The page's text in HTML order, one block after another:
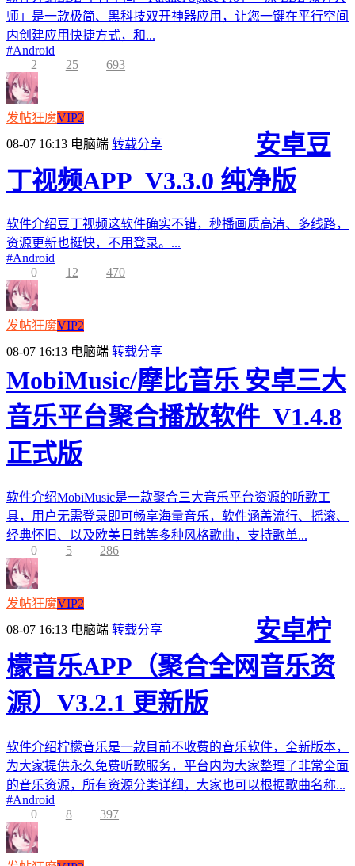
师」是一款极简、黑科技双开神器应用，让您一键在平行空间
内创建应用快捷方式，和...
#Android
2
25 693
发帖狂魔VIP2
08-07 16:13 电脑端 转载分享
安卓豆
丁视频APP_V3.3.0 纯净版
软件介绍豆丁视频这软件确实不错，秒播画质高清、多线路，
资源更新也挺快，不用登录。...
#Android
0
12 470
发帖狂魔VIP2
08-07 16:13 电脑端 转载分享
MobiMusic/摩比音乐 安卓三大
音乐平台聚合播放软件_V1.4.8
正式版
软件介绍MobiMusic是一款聚合三大音乐平台资源的听歌工
具，用户无需登录即可畅享海量音乐，软件涵盖流行、摇滚、
经典怀旧、以及欧美日韩等多种风格歌曲，支持歌单...
0
5 286
发帖狂魔VIP2
08-07 16:13 电脑端 转载分享
安卓柠
檬音乐APP（聚合全网音乐资
源）V3.2.1 更新版
软件介绍柠檬音乐是一款目前不收费的音乐软件，全新版本，
为大家提供永久免费听歌服务，平台内为大家整理了非常全面
的音乐资源，所有资源分类详细，大家也可以根据歌曲名称...
#Android
0
8 397